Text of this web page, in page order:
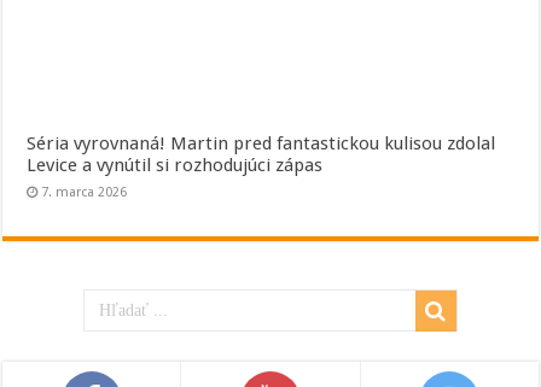
Séria vyrovnaná! Martin pred fantastickou kulisou zdolal
Levice a vynútil si rozhodujúci zápas
7. marca 2026